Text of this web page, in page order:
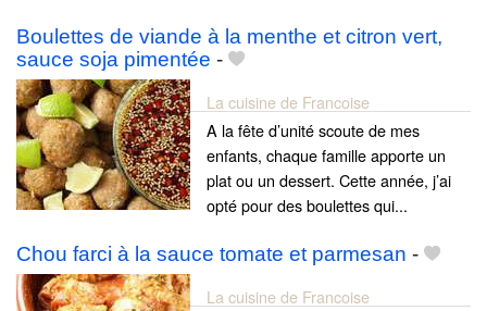
Boulettes de viande à la menthe et citron vert,
sauce soja pimentée -
La cuisine de Francoise
A la fête d’unité scoute de mes
enfants, chaque famille apporte un
plat ou un dessert. Cette année, j’ai
opté pour des boulettes qui...
Chou farci à la sauce tomate et parmesan -
La cuisine de Francoise